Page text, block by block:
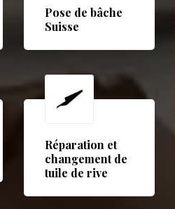
Pose de bâche
Suisse
Réparation et
changement de
tuile de rive